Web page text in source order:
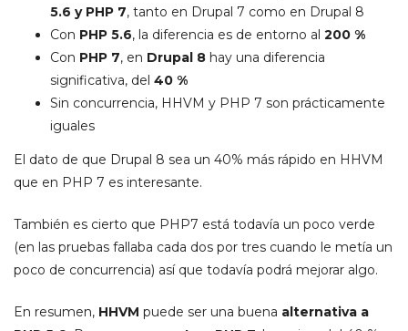
5.6 y PHP 7, tanto en Drupal 7 como en Drupal 8
Con PHP 5.6, la diferencia es de entorno al 200 %
Con PHP 7, en Drupal 8 hay una diferencia
significativa, del 40 %
Sin concurrencia, HHVM y PHP 7 son prácticamente
iguales
El dato de que Drupal 8 sea un 40% más rápido en HHVM
que en PHP 7 es interesante.
También es cierto que PHP7 está todavía un poco verde
(en las pruebas fallaba cada dos por tres cuando le metía un
poco de concurrencia) así que todavía podrá mejorar algo.
En resumen, HHVM puede ser una buena alternativa a